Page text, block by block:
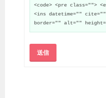
<code> <pre class="">
<ins datetime=""
border="" alt=""
送信